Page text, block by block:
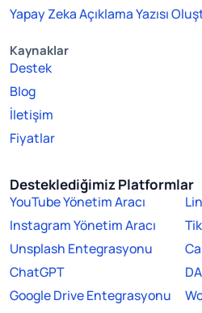
Yapay Zeka Açıklama Yazısı
Kaynaklar
Destek
Blog
İletişim
Fiyatlar
Desteklediğimiz Platformlar
YouTube Yönetim Aracı
Instagram Yönetim Aracı
Unsplash Entegrasyonu
ChatGPT
Google Drive Entegrasyonu